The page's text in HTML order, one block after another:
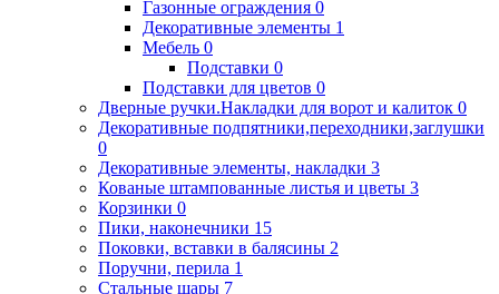
Газонные ограждения 0
Декоративные элементы 1
Мебель 0
Подставки 0
Подставки для цветов 0
Дверные ручки.Накладки для ворот и калиток 0
Декоративные подпятники,переходники,заглушки
0
Декоративные элементы, накладки 3
Кованые штампованные листья и цветы 3
Корзинки 0
Пики, наконечники 15
Поковки, вставки в балясины 2
Поручни, перила 1
Стальные шары 7